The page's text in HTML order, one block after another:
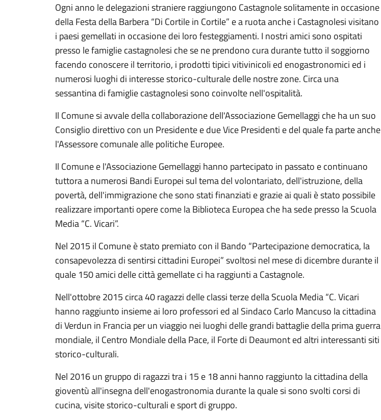
Ogni anno le delegazioni straniere raggiungono Castagnole solitamente in occasione
della Festa della Barbera “Di Cortile in Cortile” e a ruota anche i Castagnolesi visitano
i paesi gemellati in occasione dei loro festeggiamenti. I nostri amici sono ospitati
presso le famiglie castagnolesi che se ne prendono cura durante tutto il soggiorno
facendo conoscere il territorio, i prodotti tipici vitivinicoli ed enogastronomici ed i
numerosi luoghi di interesse storico-culturale delle nostre zone. Circa una
sessantina di famiglie castagnolesi sono coinvolte nell'ospitalità.
Il Comune si avvale della collaborazione dell'Associazione Gemellaggi che ha un suo
Consiglio direttivo con un Presidente e due Vice Presidenti e del quale fa parte anche
l'Assessore comunale alle politiche Europee.
Il Comune e l'Associazione Gemellaggi hanno partecipato in passato e continuano
tuttora a numerosi Bandi Europei sul tema del volontariato, dell'istruzione, della
povertà, dell'immigrazione che sono stati finanziati e grazie ai quali è stato possibile
realizzare importanti opere come la Biblioteca Europea che ha sede presso la Scuola
Media “C. Vicari”.
Nel 2015 il Comune è stato premiato con il Bando “Partecipazione democratica, la
consapevolezza di sentirsi cittadini Europei” svoltosi nel mese di dicembre durante il
quale 150 amici delle città gemellate ci ha raggiunti a Castagnole.
Nell'ottobre 2015 circa 40 ragazzi delle classi terze della Scuola Media “C. Vicari
hanno raggiunto insieme ai loro professori ed al Sindaco Carlo Mancuso la cittadina
di Verdun in Francia per un viaggio nei luoghi delle grandi battaglie della prima guerra
mondiale, il Centro Mondiale della Pace, il Forte di Deaumont ed altri interessanti siti
storico-culturali.
Nel 2016 un gruppo di ragazzi tra i 15 e 18 anni hanno raggiunto la cittadina della
gioventù all'insegna dell'enogastronomia durante la quale si sono svolti corsi di
cucina, visite storico-culturali e sport di gruppo.